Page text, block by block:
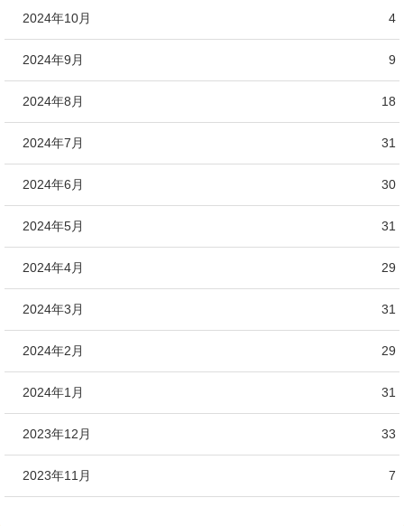
2024年10月 4
2024年9月 9
2024年8月 18
2024年7月 31
2024年6月 30
2024年5月 31
2024年4月 29
2024年3月 31
2024年2月 29
2024年1月 31
2023年12月 33
2023年11月 7